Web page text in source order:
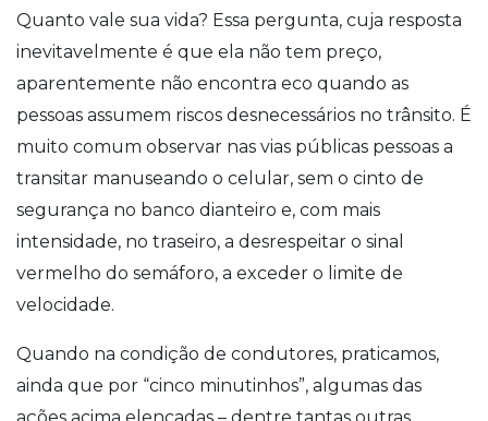
Quanto vale sua vida? Essa pergunta, cuja resposta
inevitavelmente é que ela não tem preço,
aparentemente não encontra eco quando as
pessoas assumem riscos desnecessários no trânsito. É
muito comum observar nas vias públicas pessoas a
transitar manuseando o celular, sem o cinto de
segurança no banco dianteiro e, com mais
intensidade, no traseiro, a desrespeitar o sinal
vermelho do semáforo, a exceder o limite de
velocidade.
Quando na condição de condutores, praticamos,
ainda que por “cinco minutinhos”, algumas das
ações acima elencadas – dentre tantas outras